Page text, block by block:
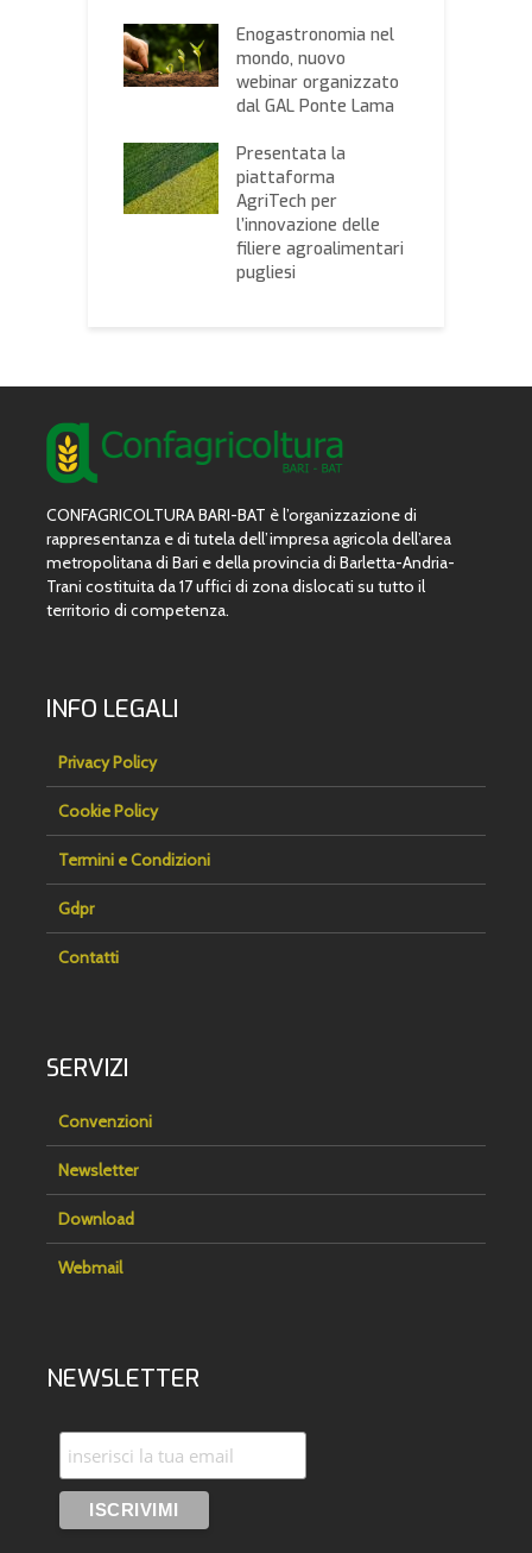
Enogastronomia nel
mondo, nuovo
webinar organizzato
dal GAL Ponte Lama
Presentata la
piattaforma
AgriTech per
l’innovazione delle
filiere agroalimentari
pugliesi
CONFAGRICOLTURA BARI-BAT è l’organizzazione di
rappresentanza e di tutela dell’impresa agricola dell’area
metropolitana di Bari e della provincia di Barletta-Andria-
Trani costituita da 17 uffici di zona dislocati su tutto il
territorio di competenza.
INFO LEGALI
Privacy Policy
Cookie Policy
Termini e Condizioni
Gdpr
Contatti
SERVIZI
Convenzioni
Newsletter
Download
Webmail
NEWSLETTER